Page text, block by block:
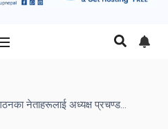
पार्टी पुनर्निर्माणका लागि खट्न भातृ संगठनका नेताहरूलाई अध्यक्ष प्रचण्डको आग्रह